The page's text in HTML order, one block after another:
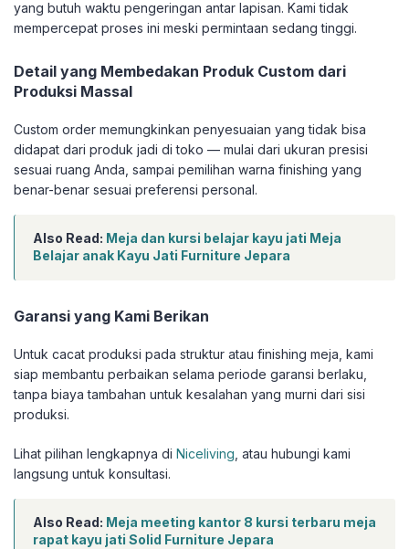
yang butuh waktu pengeringan antar lapisan. Kami tidak
mempercepat proses ini meski permintaan sedang tinggi.
Detail yang Membedakan Produk Custom dari
Produksi Massal
Custom order memungkinkan penyesuaian yang tidak bisa
didapat dari produk jadi di toko — mulai dari ukuran presisi
sesuai ruang Anda, sampai pemilihan warna finishing yang
benar-benar sesuai preferensi personal.
Also Read: Meja dan kursi belajar kayu jati Meja
Belajar anak Kayu Jati Furniture Jepara
Garansi yang Kami Berikan
Untuk cacat produksi pada struktur atau finishing meja, kami
siap membantu perbaikan selama periode garansi berlaku,
tanpa biaya tambahan untuk kesalahan yang murni dari sisi
produksi.
Lihat pilihan lengkapnya di Niceliving , atau hubungi kami
langsung untuk konsultasi.
Also Read: Meja meeting kantor 8 kursi terbaru meja
rapat kayu jati Solid Furniture Jepara